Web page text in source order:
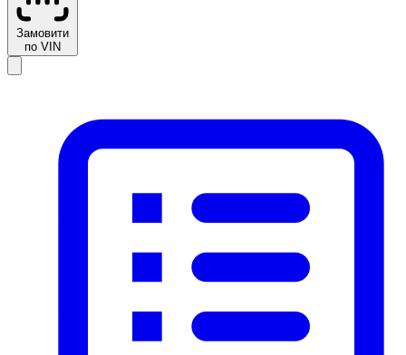
Замовити
по VIN